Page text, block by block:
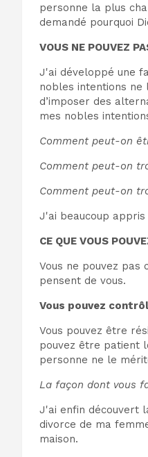
personne la plus
demandé pourquoi
VOUS NE POUVEZ
J'ai développé une
nobles intentions ne
d’imposer des
mes nobles
Comment peut-on
Comment peut-on
Comment peut-on
J'ai beaucoup appris
CE QUE VOUS
Vous ne pouvez pas
pensent de vous.
Vous pouvez
Vous pouvez être
pouvez être patient
personne ne le
La façon dont vous
J'ai enfin découvert
divorce de ma
maison.